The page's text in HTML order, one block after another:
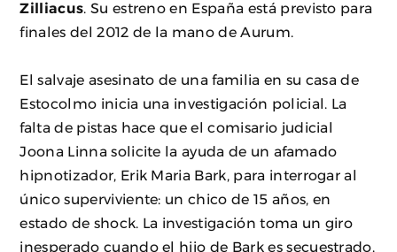
Zilliacus . Su estreno en España está previsto para
finales del 2012 de la mano de Aurum.
El salvaje asesinato de una familia en su casa de
Estocolmo inicia una investigación policial. La
falta de pistas hace que el comisario judicial
Joona Linna solicite la ayuda de un afamado
hipnotizador, Erik Maria Bark, para interrogar al
único superviviente: un chico de 15 años, en
estado de shock. La investigación toma un giro
inesperado cuando el hijo de Bark es secuestrado.